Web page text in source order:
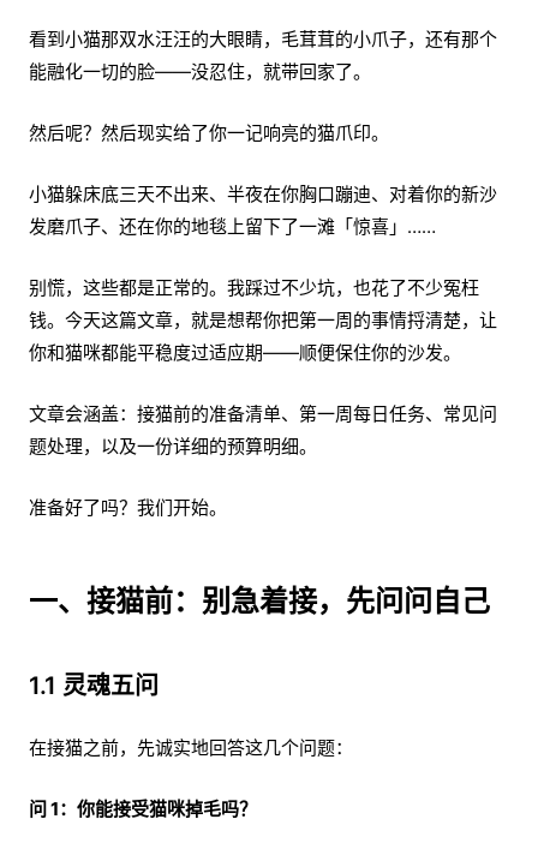
看到小猫那双水汪汪的大眼睛，毛茸茸的小爪子，还有那个
能融化一切的脸——没忍住，就带回家了。
然后呢？然后现实给了你一记响亮的猫爪印。
小猫躲床底三天不出来、半夜在你胸口蹦迪、对着你的新沙
发磨爪子、还在你的地毯上留下了一滩「惊喜」……
别慌，这些都是正常的。我踩过不少坑，也花了不少冤枉
钱。今天这篇文章，就是想帮你把第一周的事情捋清楚，让
你和猫咪都能平稳度过适应期——顺便保住你的沙发。
文章会涵盖：接猫前的准备清单、第一周每日任务、常见问
题处理，以及一份详细的预算明细。
准备好了吗？我们开始。
一、接猫前：别急着接，先问问自己
1.1 灵魂五问
在接猫之前，先诚实地回答这几个问题：
问 1：你能接受猫咪掉毛吗？